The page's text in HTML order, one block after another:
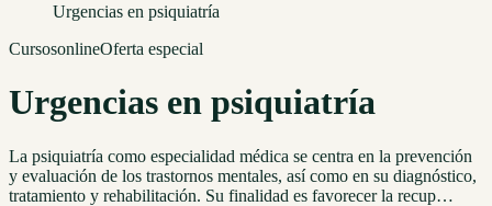
Urgencias en psiquiatría
CursosonlineOferta especial
Urgencias en psiquiatría
La psiquiatría como especialidad médica se centra en la prevención
y evaluación de los trastornos mentales, así como en su diagnóstico,
tratamiento y rehabilitación. Su finalidad es favorecer la recup…